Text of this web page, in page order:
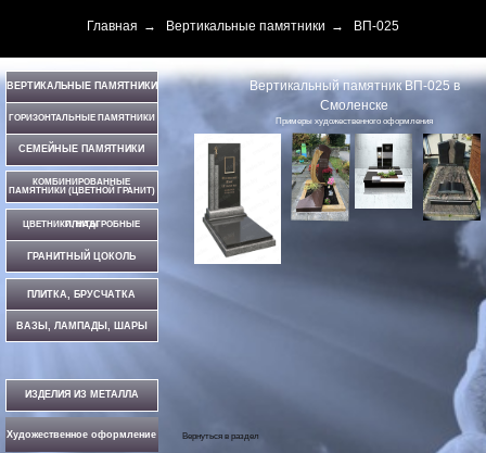
Главная → Вертикальные памятники → ВП-025
Примеры художественного оформления
Вертикальный памятник ВП-025 в
Смоленске
КОМБИНИРОВАННЫЕ
ПАМЯТНИКИ (ЦВЕТНОЙ ГРАНИТ)
ЦВЕТНИКИ, НАДГРОБНЫЕ ПЛИТЫ
ИЗДЕЛИЯ ИЗ МЕТАЛЛА
ГРАНИТНЫЙ ЦОКОЛЬ
Художественное оформление Вернуться враздел
СЕМЕЙНЫЕ ПАМЯТНИКИ
ГОРИЗОНТАЛЬНЫЕ ПАМЯТНИКИ
ВЕРТИКАЛЬНЫЕ ПАМЯТНИКИ
ВАЗЫ, ЛАМПАДЫ, ШАРЫ
ПЛИТКА, БРУСЧАТКА